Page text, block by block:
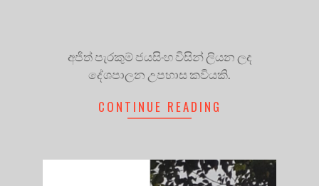
අජිත් පැරකුම් ජයසිංහ විසින් ලියන ලද
දේශපාලන උපහාස කවියකි.
CONTINUE READING